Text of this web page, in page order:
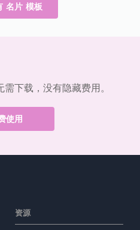
名片 模板
下载，没有隐藏费用。
使用
资源